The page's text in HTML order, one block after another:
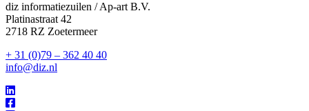
diz informatiezuilen / Ap-art B.V.
Platinastraat 42
2718 RZ Zoetermeer
+ 31 (0)79 – 362 40 40
info@diz.nl